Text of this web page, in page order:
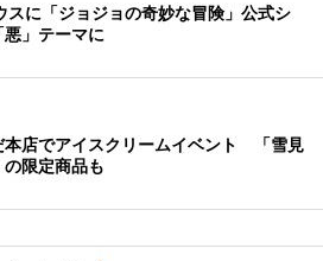
スに「ジョジョの奇妙な冒険」公式シ
」テーマに
本店でアイスクリームイベント 「雪見
限定商品も